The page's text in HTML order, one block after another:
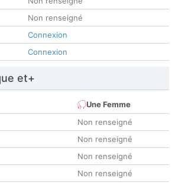
Non renseigné
Connexion
Connexion
et+
Une Femme
Non renseigné
Non renseigné
Non renseigné
Non renseigné